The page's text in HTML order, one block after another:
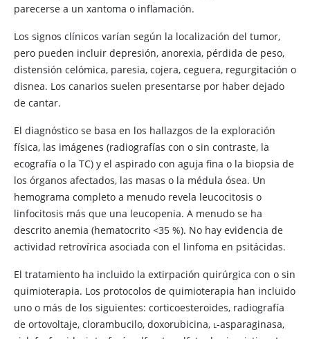
parecerse a un xantoma o inflamación.
Los signos clínicos varían según la localización del tumor,
pero pueden incluir depresión, anorexia, pérdida de peso,
distensión celómica, paresia, cojera, ceguera, regurgitación o
disnea. Los canarios suelen presentarse por haber dejado
de cantar.
El diagnóstico se basa en los hallazgos de la exploración
física, las imágenes (radiografías con o sin contraste, la
ecografía o la TC) y el aspirado con aguja fina o la biopsia de
los órganos afectados, las masas o la médula ósea. Un
hemograma completo a menudo revela leucocitosis o
linfocitosis más que una leucopenia. A menudo se ha
descrito anemia (hematocrito <35 %). No hay evidencia de
actividad retrovírica asociada con el linfoma en psitácidas.
El tratamiento ha incluido la extirpación quirúrgica con o sin
quimioterapia. Los protocolos de quimioterapia han incluido
uno o más de los siguientes: corticoesteroides, radiografía
de ortovoltaje, clorambucilo, doxorubicina, l-asparaginasa,